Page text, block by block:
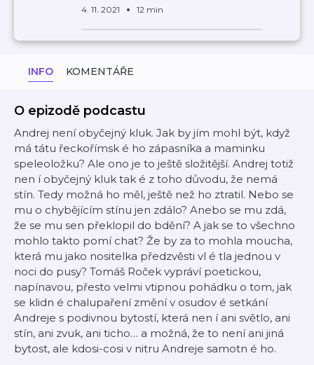
4. 11. 2021 12 min
INFO KOMENTÁŘE
O epizodě podcastu
Andrej není obyčejný kluk. Jak by jím mohl být, když
má tátu řeckořímsk é ho zápasníka a maminku
speleoložku? Ale ono je to ještě složitější. Andrej totiž
nen í obyčejný kluk tak é z toho důvodu, že nemá
stín. Tedy možná ho měl, ještě než ho ztratil. Nebo se
mu o chybějícím stínu jen zdálo? Anebo se mu zdá,
že se mu sen překlopil do bdění? A jak se to všechno
mohlo takto pomí chat? Že by za to mohla moucha,
která mu jako nositelka předzvěsti vl é tla jednou v
noci do pusy? Tomáš Roček vypráví poetickou,
napínavou, přesto velmi vtipnou pohádku o tom, jak
se klidn é chalupaření změní v osudov é setkání
Andreje s podivnou bytostí, která nen í ani světlo, ani
stín, ani zvuk, ani ticho… a možná, že to není ani jiná
bytost, ale kdosi-cosi v nitru Andreje samotn é ho.